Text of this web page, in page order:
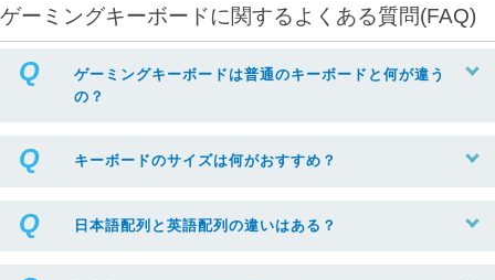
ゲーミングキーボードに関するよくある質問(FAQ)
ゲーミングキーボードは普通のキーボードと何が違う
の？
キーボードのサイズは何がおすすめ？
日本語配列と英語配列の違いはある？